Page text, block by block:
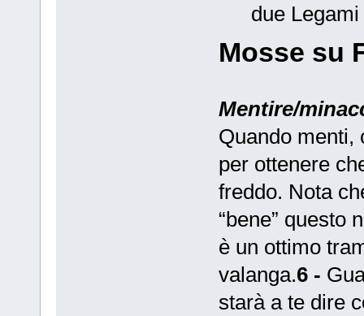
due
Mosse su
Mentire/
Quando menti,
per ottenere
freddo. Nota
“bene” questo
è un ottimo
valanga.6 -
starà a te dire